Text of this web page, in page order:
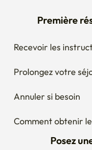
Première
Recevoir les
Prolongez votre
Annuler si besoin
Comment obtenir
Posez